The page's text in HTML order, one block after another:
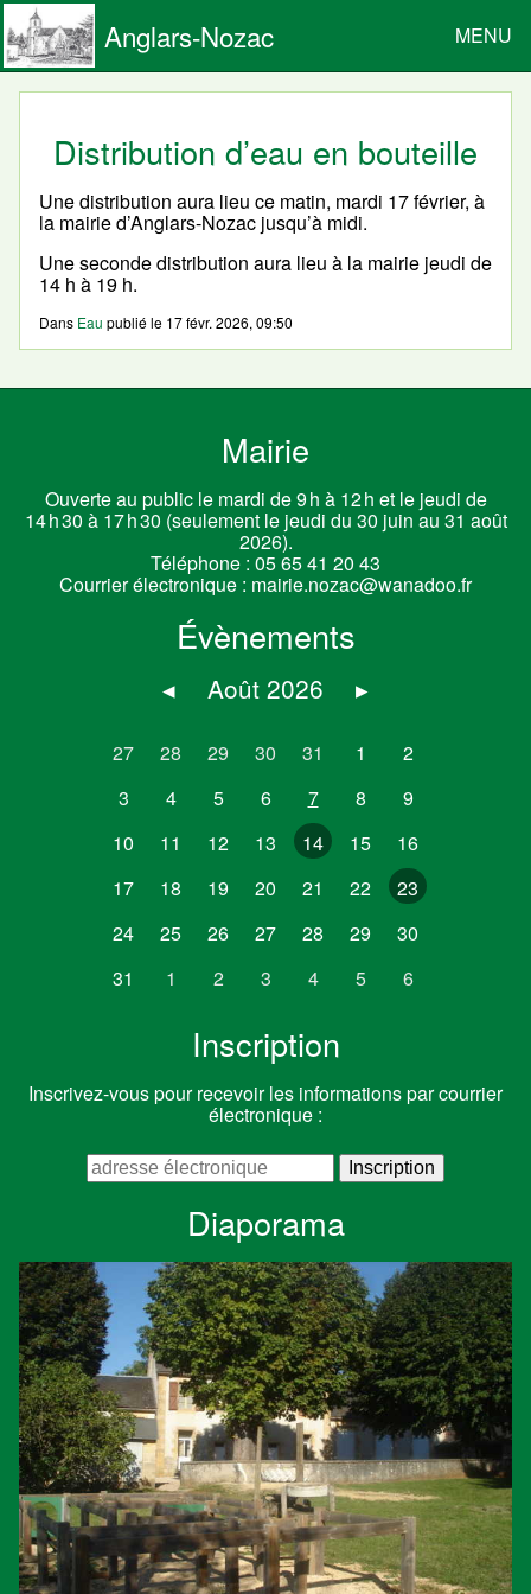
Anglars-Nozac MENU
Distribution d’eau en bouteille
Une distribution aura lieu ce matin, mardi 17 février, à
la mairie d’Anglars-Nozac jusqu’à midi.
Une seconde distribution aura lieu à la mairie jeudi de
14 h à 19 h.
Dans Eau publié le 17 févr. 2026, 09:50
Mairie
Ouverte au public le mardi de 9 h à 12 h et le jeudi de
14 h 30 à 17 h 30 (seulement le jeudi du 30 juin au 31 août
2026).
Téléphone : 05 65 41 20 43
Courrier électronique : mairie.nozac@wanadoo.fr
Évènements
◂ Août 2026 ▸
27 28 29 30 31 1
2
3
4 5 6 7 8
9
10
11 12 13 14 15
16
17
18 19 20 21 22
23
24
25 26 27 28 29
30
31
1 2 3 4 5 6
Inscription
Inscrivez-vous pour recevoir les informations par courrier
électronique :
Diaporama